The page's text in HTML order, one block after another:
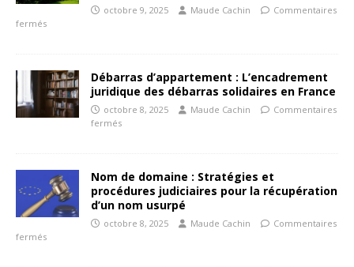
octobre 9, 2025 Maude Cachin
Commentaires
fermés
Débarras d’appartement : L’encadrement
juridique des débarras solidaires en France
octobre 8, 2025 Maude Cachin
Commentaires
fermés
Nom de domaine : Stratégies et
procédures judiciaires pour la récupération
d’un nom usurpé
octobre 8, 2025 Maude Cachin
Commentaires
fermés